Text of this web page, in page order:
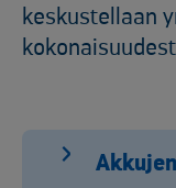
keskustellaan